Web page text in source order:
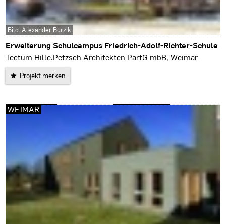
Erweiterung Schulcampus Friedrich-Adolf-Richter-Schule
Rudolstadt
Tectum Hille.Petzsch Architekten PartG mbB, Weimar
Projekt merken
Bild: Alexander Burzik
WEIMAR